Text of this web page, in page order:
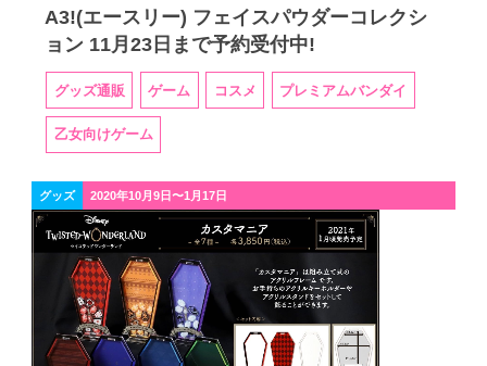
A3!(エースリー) フェイスパウダーコレクシ
ョン 11月23日まで予約受付中!
グッズ通販 ゲーム コスメ プレミアムバンダイ
乙女向けゲーム
グッズ 2020年10月9日〜1月17日